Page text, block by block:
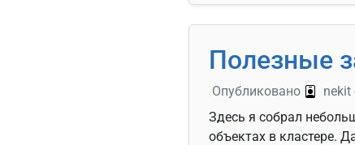
Полезные
Опубликовано nekit
Здесь я собрал
объектах в кластере.